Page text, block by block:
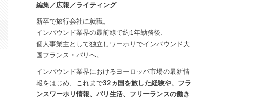
編集／広報／ライティング
新卒で旅行会社に就職。
インバウンド業界の最前線で約1年勤務後、
個人事業主として独立しワーホリでインバウンド大
国フランス・パリへ。
インバウンド業界におけるヨーロッパ市場の最新情
報をはじめ、これまで32ヵ国を旅した経験や、フラ
ンスワーホリ情報、パリ生活、フリーランスの働き